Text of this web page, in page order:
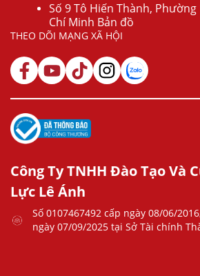
Số 9 Tô Hiến Thành, Phường
Chí Minh Bản đồ
THEO DÕI MẠNG XÃ HỘI
Công Ty TNHH Đào Tạo Và
Lực Lê Ánh
Số 0107467492 cấp ngày 08/06/
ngày 07/09/2025 tại Sở Tài chính